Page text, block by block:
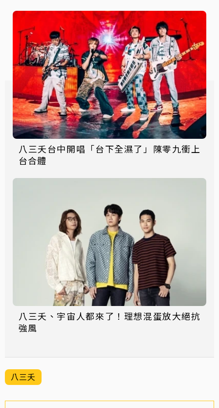
八三夭台中開唱「台下全濕了」陳零九衝上
台合體
八三夭、宇宙人都來了！理想混蛋放大絕抗
強風
八三夭